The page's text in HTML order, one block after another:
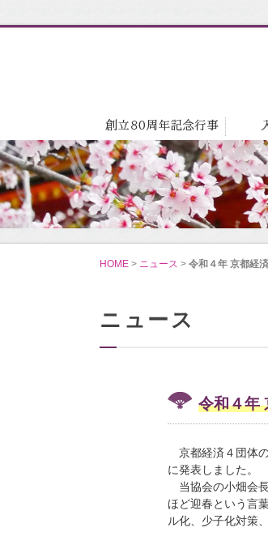
HOME > ニュース > 令和４年 京都経
ニュース
令和４年
京都経済４団体
に発表しました。
当協会の小畑会
ほど迎春という言
ル化、少子化対策